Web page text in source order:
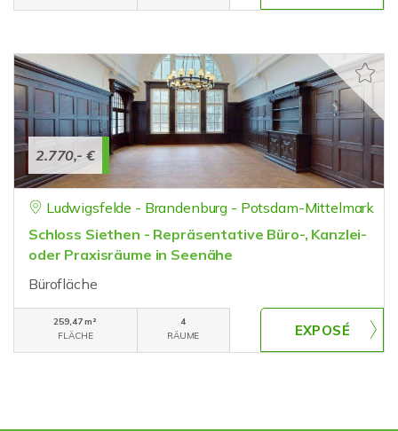
2.770,- €
Ludwigsfelde - Brandenburg - Potsdam-Mittelmark
Schloss Siethen - Repräsentative Büro-, Kanzlei-
oder Praxisräume in Seenähe
Bürofläche
259,47 m²
FLÄCHE
4
RÄUME